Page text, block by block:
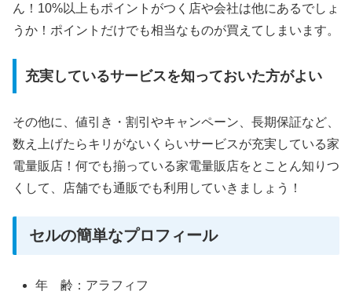
ん！10%以上もポイントがつく店や会社は他にあるでしょ
うか！ポイントだけでも相当なものが買えてしまいます。
充実しているサービスを知っておいた方がよい
その他に、値引き・割引やキャンペーン、長期保証など、
数え上げたらキリがないくらいサービスが充実している家
電量販店！何でも揃っている家電量販店をとことん知りつ
くして、店舗でも通販でも利用していきましょう！
セルの簡単なプロフィール
年 齢：アラフィフ